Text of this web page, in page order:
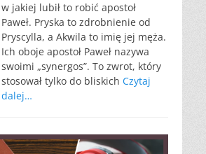
w jakiej lubił to robić apostoł
Paweł. Pryska to zdrobnienie od
Pryscylla, a Akwila to imię jej męża.
Ich oboje apostoł Paweł nazywa
swoimi „synergos”. To zwrot, który
stosował tylko do bliskich Czytaj
dalej…